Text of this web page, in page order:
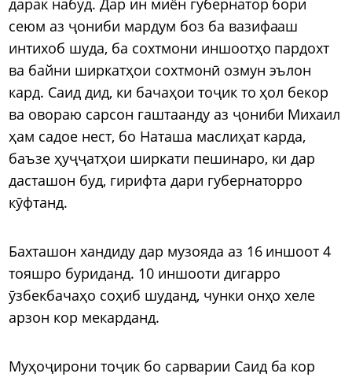
дарак набуд. Дар ин миён губернатор бори
сеюм аз ҷониби мардум боз ба вазифааш
интихоб шуда, ба сохтмони иншоотҳо пардохт
ва байни ширкатҳои сохтмонӣ озмун эълон
кард. Саид дид, ки бачаҳои тоҷик то ҳол бекор
ва овораю сарсон гаштаанду аз ҷониби Михаил
ҳам садое нест, бо Наташа маслиҳат карда,
баъзе ҳуҷҷатҳои ширкати пешинаро, ки дар
дасташон буд, гирифта дари губернаторро
кӯфтанд.
Бахташон хандиду дар музояда аз 16 иншоот 4
тояшро буриданд. 10 иншооти дигарро
ӯзбекбачаҳо соҳиб шуданд, чунки онҳо хеле
арзон кор мекарданд.
Муҳоҷирони тоҷик бо сарварии Саид ба кор